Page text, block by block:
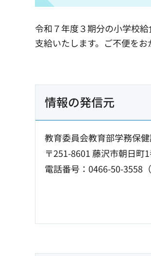
令和７年度３期分の小学校
支給いたします。ご不便を
情報の発信元
教育委員会教育部学務保
〒251-8601 藤沢市朝日
電話番号：0466-50-3558（